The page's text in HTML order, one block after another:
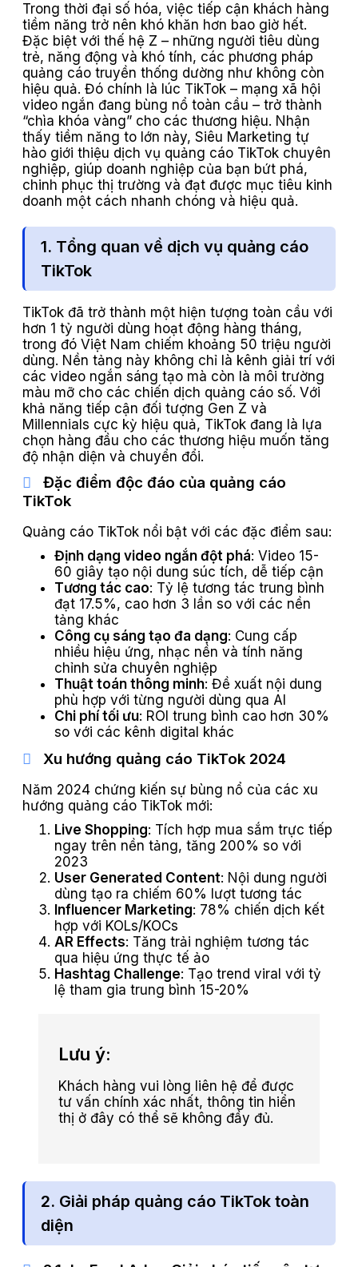
Trong thời đại số hóa, việc tiếp cận khách hàng
tiềm năng trở nên khó khăn hơn bao giờ hết.
Đặc biệt với thế hệ Z – những người tiêu dùng
trẻ, năng động và khó tính, các phương pháp
quảng cáo truyền thống dường như không còn
hiệu quả. Đó chính là lúc TikTok – mạng xã hội
video ngắn đang bùng nổ toàn cầu – trở thành
“chìa khóa vàng” cho các thương hiệu. Nhận
thấy tiềm năng to lớn này, Siêu Marketing tự
hào giới thiệu dịch vụ quảng cáo TikTok chuyên
nghiệp, giúp doanh nghiệp của bạn bứt phá,
chinh phục thị trường và đạt được mục tiêu kinh
doanh một cách nhanh chóng và hiệu quả.
1. Tổng quan về dịch vụ quảng cáo
TikTok
TikTok đã trở thành một hiện tượng toàn cầu với
hơn 1 tỷ người dùng hoạt động hàng tháng,
trong đó Việt Nam chiếm khoảng 50 triệu người
dùng. Nền tảng này không chỉ là kênh giải trí với
các video ngắn sáng tạo mà còn là môi trường
màu mỡ cho các chiến dịch quảng cáo số. Với
khả năng tiếp cận đối tượng Gen Z và
Millennials cực kỳ hiệu quả, TikTok đang là lựa
chọn hàng đầu cho các thương hiệu muốn tăng
độ nhận diện và chuyển đổi.
Đặc điểm độc đáo của quảng cáo
TikTok
Quảng cáo TikTok nổi bật với các đặc điểm sau:
Định dạng video ngắn đột phá: Video 15-
60 giây tạo nội dung súc tích, dễ tiếp cận
Tương tác cao: Tỷ lệ tương tác trung bình
đạt 17.5%, cao hơn 3 lần so với các nền
tảng khác
Công cụ sáng tạo đa dạng: Cung cấp
nhiều hiệu ứng, nhạc nền và tính năng
chỉnh sửa chuyên nghiệp
Thuật toán thông minh: Đề xuất nội dung
phù hợp với từng người dùng qua AI
Chi phí tối ưu: ROI trung bình cao hơn 30%
so với các kênh digital khác
Xu hướng quảng cáo TikTok 2024
Năm 2024 chứng kiến sự bùng nổ của các xu
hướng quảng cáo TikTok mới:
Live Shopping: Tích hợp mua sắm trực tiếp
ngay trên nền tảng, tăng 200% so với
2023
User Generated Content: Nội dung người
dùng tạo ra chiếm 60% lượt tương tác
Influencer Marketing: 78% chiến dịch kết
hợp với KOLs/KOCs
AR Effects: Tăng trải nghiệm tương tác
qua hiệu ứng thực tế ảo
Hashtag Challenge: Tạo trend viral với tỷ
lệ tham gia trung bình 15-20%
Lưu ý:
Khách hàng vui lòng liên hệ để được
tư vấn chính xác nhất, thông tin hiển
thị ở đây có thể sẽ không đầy đủ.
2. Giải pháp quảng cáo TikTok toàn
diện